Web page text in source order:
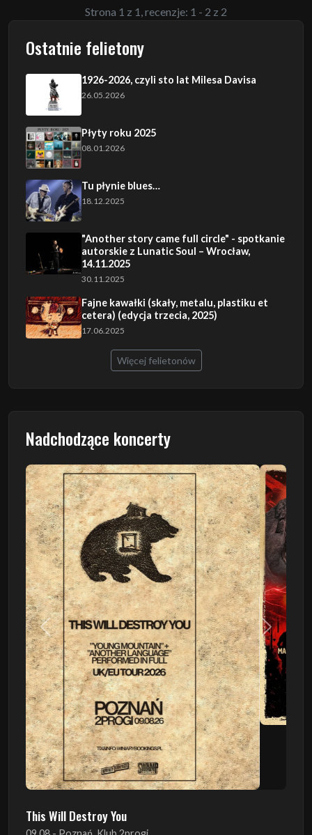
Strona 1 z 1, recenzje: 1 - 2 z 2
Ostatnie felietony
1926-2026, czyli sto lat Milesa Davisa
26.05.2026
Płyty roku 2025
08.01.2026
Tu płynie blues…
18.12.2025
"Another story came full circle" - spotkanie
autorskie z Lunatic Soul – Wrocław,
14.11.2025
30.11.2025
Fajne kawałki (skały, metalu, plastiku et
cetera) (edycja trzecia, 2025)
17.06.2025
Więcej felietonów
Nadchodzące koncerty
Poprzedni Następny
This Will Destroy You
09.08 - Poznań, Klub 2progi
Sound Of The Ages Festival
22.08 - Ćmielów, Zamek Ćmielów